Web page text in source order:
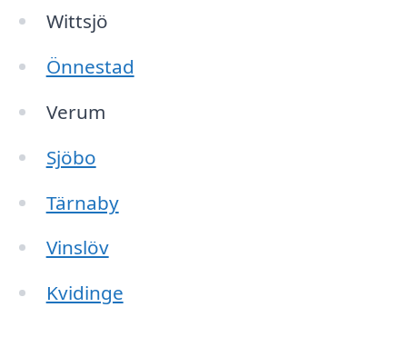
Wittsjö
Önnestad
Verum
Sjöbo
Tärnaby
Vinslöv
Kvidinge